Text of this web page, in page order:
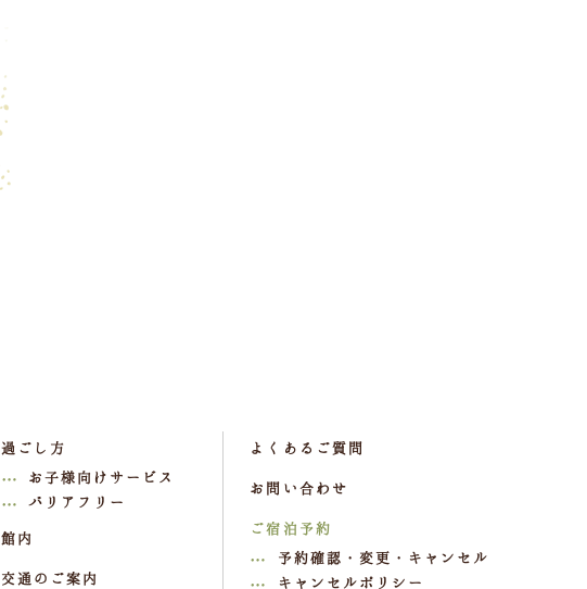
過ごし方
お子様向けサービス
バリアフリー
館内
交通のご案内
よくあるご質問
お問い合わせ
ご宿泊予約
予約確認・変更・キャンセル
キャンセルポリシー